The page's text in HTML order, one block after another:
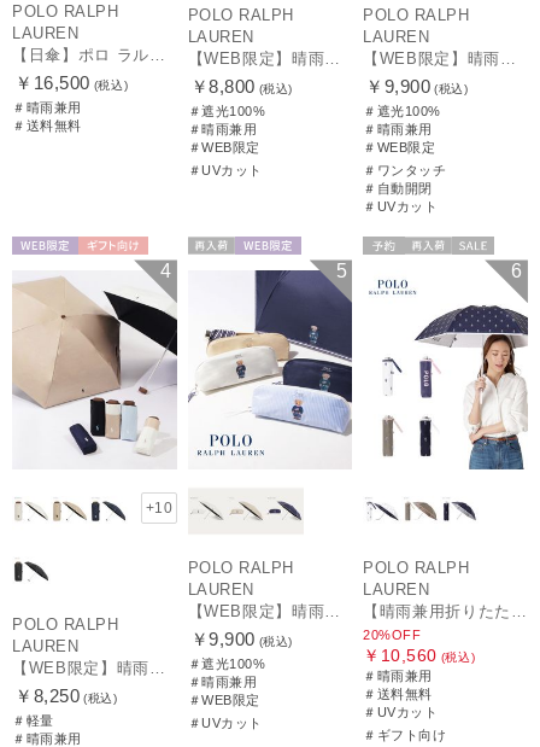
POLO RALPH
LAUREN
￥16,500 (税込)
＃晴雨兼用
＃送料無料
POLO RALPH
LAUREN
【WEB限定】晴雨兼用折りたたみ日傘 ポロ ラルフ ローレン（POLO RALPH LAUREN）ポロ ベア ポニー
￥8,800 (税込)
＃遮光100%
＃晴雨兼用
＃WEB限定
＃UVカット
POLO RALPH
LAUREN
【WEB限定】晴雨兼用自動開閉日傘 ポロ ラルフ ローレン（POLO RALPH LAUREN）ベア 遮光100 UV100 ワンタッチ開閉
￥9,900 (税込)
＃遮光100%
＃晴雨兼用
＃WEB限定
＃ワンタッチ
＃自動開閉
＃UVカット
ギフト向け
UNISEX
4
+10
POLO RALPH
LAUREN
￥8,250 (税込)
＃軽量
＃晴雨兼用
5
POLO RALPH
LAUREN
￥9,900 (税込)
＃遮光100%
＃晴雨兼用
＃WEB限定
＃UVカット
セール
送料無料
6
POLO RALPH
LAUREN
20%OFF
￥10,560 (税込)
＃晴雨兼用
＃送料無料
＃UVカット
＃ギフト向け